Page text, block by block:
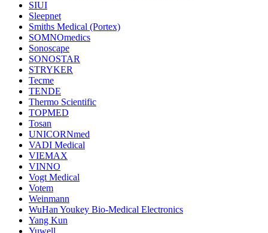
SIUI
Sleepnet
Smiths Medical (Portex)
SOMNOmedics
Sonoscape
SONOSTAR
STRYKER
Tecme
TENDE
Thermo Scientific
TOPMED
Tosan
UNICORNmed
VADI Medical
VIEMAX
VINNO
Vogt Medical
Votem
Weinmann
WuHan Youkey Bio-Medical Electronics
Yang Kun
Yuwell